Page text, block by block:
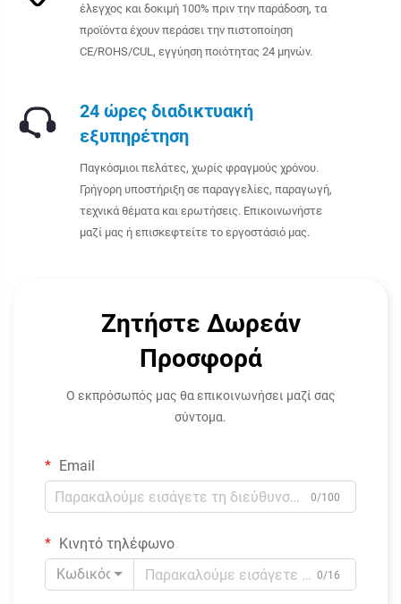
έλεγχος και δοκιμή 100% πριν την παράδοση, τα
προϊόντα έχουν περάσει την πιστοποίηση
CE/ROHS/CUL, εγγύηση ποιότητας 24 μηνών.
24 ώρες διαδικτυακή
εξυπηρέτηση
Παγκόσμιοι πελάτες, χωρίς φραγμούς χρόνου.
Γρήγορη υποστήριξη σε παραγγελίες, παραγωγή,
τεχνικά θέματα και ερωτήσεις. Επικοινωνήστε
μαζί μας ή επισκεφτείτε το εργοστάσιό μας.
Ζητήστε Δωρεάν
Προσφορά
Ο εκπρόσωπός μας θα επικοινωνήσει μαζί σας
σύντομα.
Email
0/100
Κινητό τηλέφωνο
Κωδικός
0/16